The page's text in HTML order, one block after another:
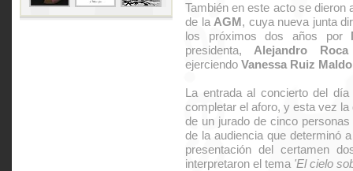
También en este acto se
de la AGM, cuya nueva junta
los próximos dos años por
presidenta, Alejandro
ejerciendo Vanessa Ruiz
La entrada al concierto del
completar el aforo, y esta vez
de un jurado de cinco
de la audiencia que determinó
presentación del certamen
interpretaron el tema 'El cielo